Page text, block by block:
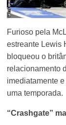
Furioso pela
estreante Lewis
bloqueou o
relacionamento
imediatamente
uma temporada.
“Crashgate”